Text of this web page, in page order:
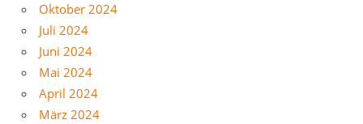
Oktober 2024
Juli 2024
Juni 2024
Mai 2024
April 2024
März 2024